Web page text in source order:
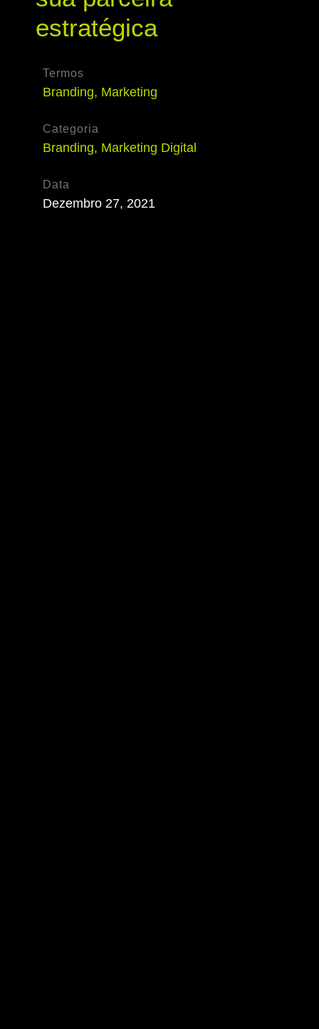
estratégica
Termos
Branding, Marketing
Categoria
Branding, Marketing Digital
Data
Dezembro 27, 2021